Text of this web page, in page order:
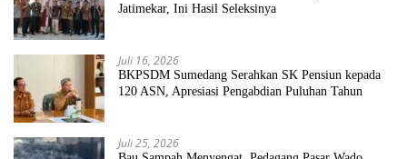
Jatimekar, Ini Hasil Seleksinya
Juli 16, 2026
BKPSDM Sumedang Serahkan SK Pensiun kepada
120 ASN, Apresiasi Pengabdian Puluhan Tahun
Juli 25, 2026